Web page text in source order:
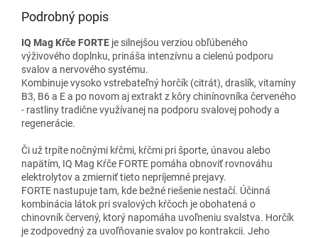
Podrobný popis
IQ Mag Kŕče FORTE je silnejšou verziou obľúbeného
výživového doplnku, prináša intenzívnu a cielenú podporu
svalov a nervového systému.
Kombinuje vysoko vstrebateľný horčík (citrát), draslík, vitamíny
B3, B6 a E a po novom aj extrakt z kôry chinínovníka červeného
- rastliny tradične využívanej na podporu svalovej pohody a
regenerácie.
Či už trpíte nočnými kŕčmi, kŕčmi pri športe, únavou alebo
napätím, IQ Mag Kŕče FORTE pomáha obnoviť rovnováhu
elektrolytov a zmierniť tieto nepríjemné prejavy.
FORTE nastupuje tam, kde bežné riešenie nestačí. Účinná
kombinácia látok pri svalových kŕčoch je obohatená o
chinovník červený, ktorý napomáha uvoľneniu svalstva. Horčík
je zodpovedný za uvoľňovanie svalov po kontrakcii. Jeho